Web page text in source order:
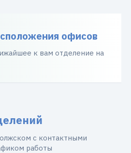
офисов
к вам отделение на
с контактными
работы